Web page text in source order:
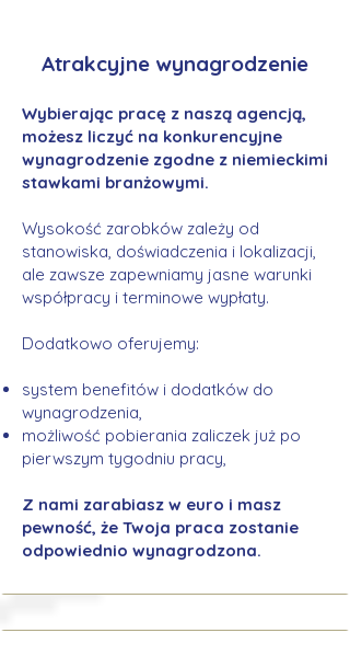
Atrakcyjne wynagrodzenie
Wybierając pracę z naszą agencją,
możesz liczyć na konkurencyjne
wynagrodzenie zgodne z niemieckimi
stawkami branżowymi.
Wysokość zarobków zależy od
stanowiska, doświadczenia i lokalizacji,
ale zawsze zapewniamy jasne warunki
współpracy i terminowe wypłaty.
Dodatkowo oferujemy:
system benefitów i dodatków do
wynagrodzenia,
możliwość pobierania zaliczek już po
pierwszym tygodniu pracy,
Z nami zarabiasz w euro i masz
pewność, że Twoja praca zostanie
odpowiednio wynagrodzona.